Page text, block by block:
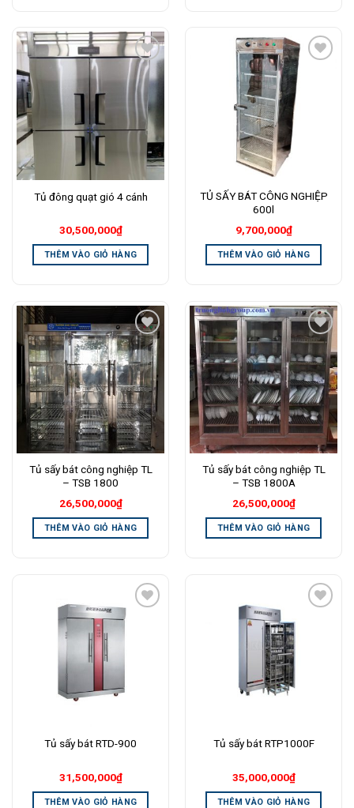
Add to
Wishlist
Tủ đông quạt gió 4 cánh
30,500,000₫
THÊM VÀO GIỎ HÀNG
Wishlist
TỦ SẤY BÁT CÔNG NGHIỆP
600l
9,700,000₫
THÊM VÀO GIỎ HÀNG
Add to
Wishlist
Tủ sấy bát công nghiệp TL
– TSB 1800
26,500,000₫
THÊM VÀO GIỎ HÀNG
Add to
Wishlist
Tủ sấy bát công nghiệp TL
– TSB 1800A
26,500,000₫
THÊM VÀO GIỎ HÀNG
Tủ sấy bát RTD-900
31,500,000₫
THÊM VÀO GIỎ HÀNG
Tủ sấy bát RTP1000F
35,000,000₫
THÊM VÀO GIỎ HÀNG